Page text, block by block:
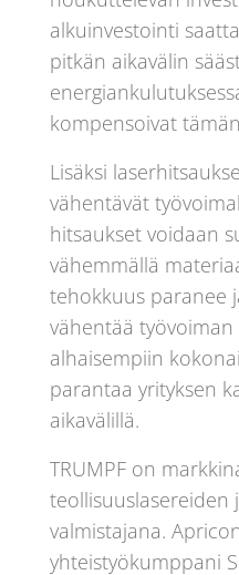
alkuinvestointi
pitkän aikavälin
kompensoivat
Lisäksi
vähentävät
hitsaukset voidaan
vähemmällä
tehokkuus paranee
vähentää
alhaisempiin
parantaa yrityksen
aikavälillä.
TRUMPF on
teollisuuslasereiden
valmistajana.
yhteistyökumppani